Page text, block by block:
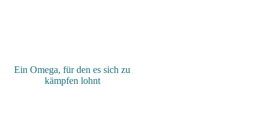
Ein Omega, für den es sich zu
kämpfen lohnt